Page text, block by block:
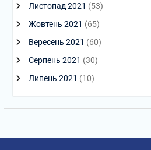
Листопад 2021 (53)
Жовтень 2021 (65)
Вересень 2021 (60)
Серпень 2021 (30)
Липень 2021 (10)